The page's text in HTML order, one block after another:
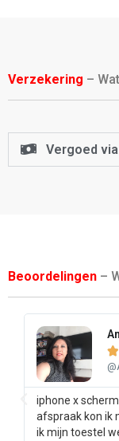
Verzekering –
Vergoed
Beoordelingen –

iphone x
afspraak kon ik
ik mijn toestel